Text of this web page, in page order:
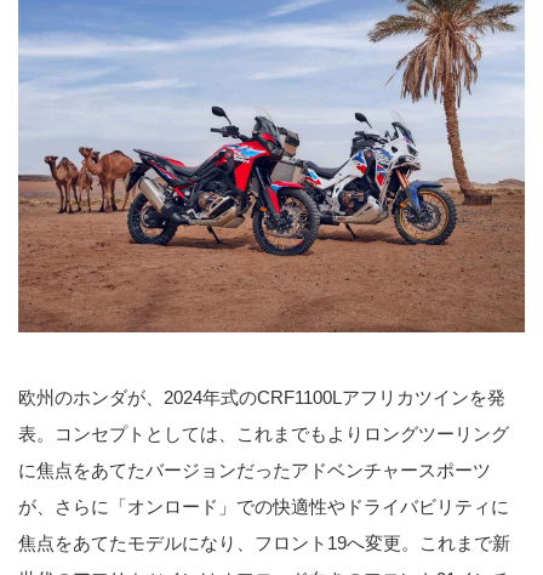
欧州のホンダが、2024年式のCRF1100Lアフリカツインを発
表。コンセプトとしては、これまでもよりロングツーリング
に焦点をあてたバージョンだったアドベンチャースポーツ
が、さらに「オンロード」での快適性やドライバビリティに
焦点をあてたモデルになり、フロント19へ変更。これまで新